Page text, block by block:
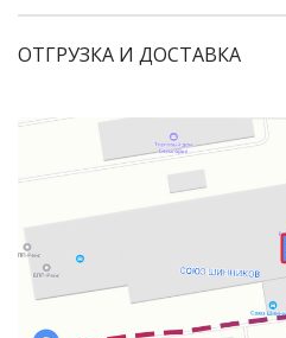
ОТГРУЗКА И ДОСТАВКА